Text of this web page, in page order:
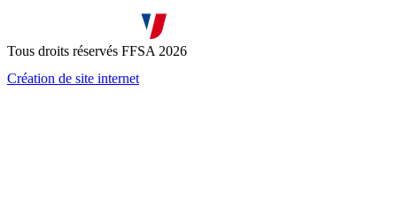
Tous droits réservés FFSA 2026
Création de site internet